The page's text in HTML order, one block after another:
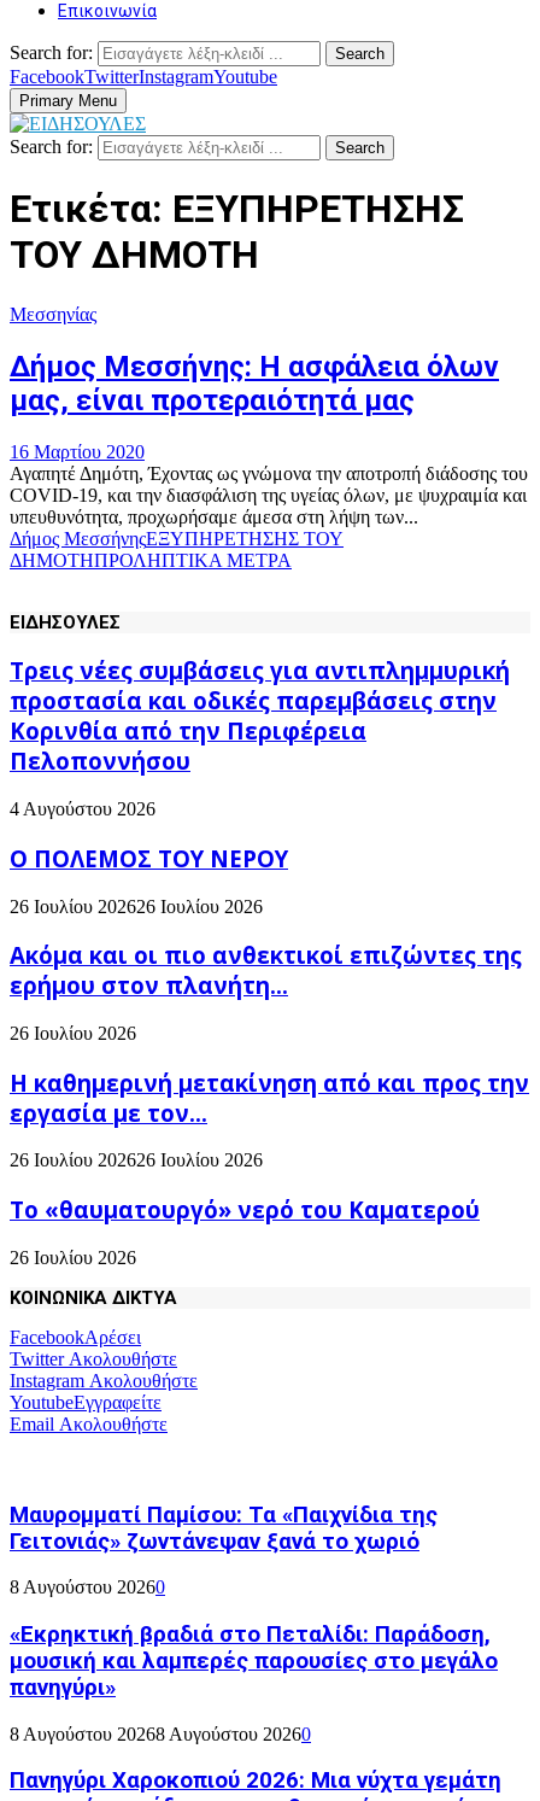
Επικοινωνία
Search for: Search
FacebookTwitterInstagramYoutube
Primary Menu
Search for: Search
Ετικέτα: ΕΞΥΠΗΡΕΤΗΣΗΣ
ΤΟΥ ΔΗΜΟΤΗ
Μεσσηνίας
Δήμος Μεσσήνης: Η ασφάλεια όλων
μας, είναι προτεραιότητά μας
16 Μαρτίου 2020
Αγαπητέ Δημότη, Έχοντας ως γνώμονα την αποτροπή διάδοσης του
COVID-19, και την διασφάλιση της υγείας όλων, με ψυχραιμία και
υπευθυνότητα, προχωρήσαμε άμεσα στη λήψη των...
Δήμος ΜεσσήνηςΕΞΥΠΗΡΕΤΗΣΗΣ ΤΟΥ
ΔΗΜΟΤΗΠΡΟΛΗΠΤΙΚΑ ΜΕΤΡΑ
ΕΙΔΗΣΟΥΛΕΣ
Τρεις νέες συμβάσεις για αντιπλημμυρική
προστασία και οδικές παρεμβάσεις στην
Κορινθία από την Περιφέρεια
Πελοποννήσου
4 Αυγούστου 2026
Ο ΠΟΛΕΜΟΣ ΤΟΥ ΝΕΡΟΥ
26 Ιουλίου 202626 Ιουλίου 2026
Ακόμα και οι πιο ανθεκτικοί επιζώντες της
ερήμου στον πλανήτη...
26 Ιουλίου 2026
H καθημερινή μετακίνηση από και προς την
εργασία με τον...
26 Ιουλίου 202626 Ιουλίου 2026
Το «θαυματουργό» νερό του Καματερού
26 Ιουλίου 2026
ΚΟΙΝΩΝΙΚΑ ΔΙΚΤΥΑ
FacebookΑρέσει
TwitterΑκολουθήστε
Instagram Ακολουθήστε
YoutubeΕγγραφείτε
Email Ακολουθήστε
Μαυρομματί Παμίσου: Τα «Παιχνίδια της
Γειτονιάς» ζωντάνεψαν ξανά το χωριό
8 Αυγούστου 20260
«Εκρηκτική βραδιά στο Πεταλίδι: Παράδοση,
μουσική και λαμπερές παρουσίες στο μεγάλο
πανηγύρι»
8 Αυγούστου 20268 Αυγούστου 20260
Πανηγύρι Χαροκοπιού 2026: Μια νύχτα γεμάτη